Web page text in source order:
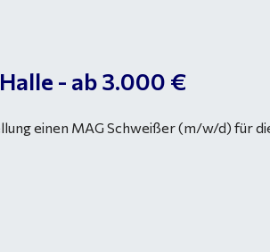
- ab 3.000 €
einen MAG Schweißer (m/w/d) für